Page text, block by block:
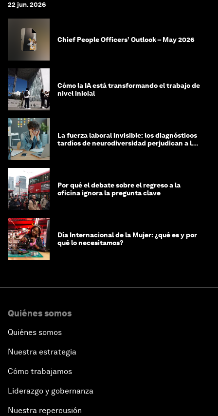
22 jun. 2026
Chief People Officers’ Outlook – May 2026
Cómo la IA está transformando el trabajo de
nivel inicial
La fuerza laboral invisible: los diagnósticos
tardíos de neurodiversidad perjudican a las
Por qué el debate sobre el regreso a la
oficina ignora la pregunta clave
Día Internacional de la Mujer: ¿qué es y por
qué lo necesitamos?
Quiénes somos
Quiénes somos
Nuestra estrategia
Cómo trabajamos
Liderazgo y gobernanza
Nuestra repercusión